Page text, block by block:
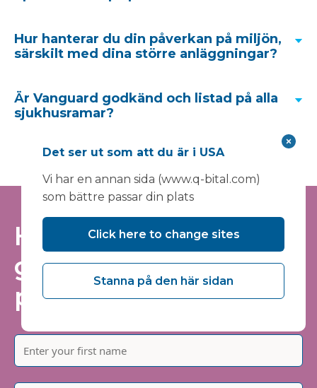
inom detta område. Vårt projektteam kan
stödja kunder med planeringsinlämning och
godkännandeprocess, detta är ofta fallet med vår
engagera sig i förplaneringsdiskussioner med den
relevanta lokala myndigheten för att säkerställa
förseningar i att bevilja bygglov.
Vårt team diskuterar gärna detta med dig.
Komma i kontakt
helhetslösning
Hur hanterar du din påverkan på miljön,
särskilt med dina större anläggningar?
Vårt mål är att vara nettokoldioxidnoll för scope 1 &
2-utsläpp i slutet av 2023, och för scope 3 till 2035;
vi har en robust koldioxidreduktionsplan på plats
för att hjälpa oss uppnå detta. Vi är stolta över våra
framsteg på resan mot noll koldioxid,
Är Vanguard godkänd och listad på alla
sjukhusramar?
ramavtal att
upphandla
Komma i kontakt
Håll dig informerad -
gå med i vår e-
postlista
Det ser ut som att du är i USA
Vi har en annan sida (www.q-bital.com)
som bättre passar din plats
Click here to change sites
Stanna på den här sidan